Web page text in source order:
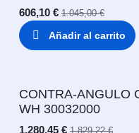
606,10 € 1.045,00€
Añadir al carrito
CONTRA-ANGULO
WH 30032000
1.280,45 € 1.829,22€